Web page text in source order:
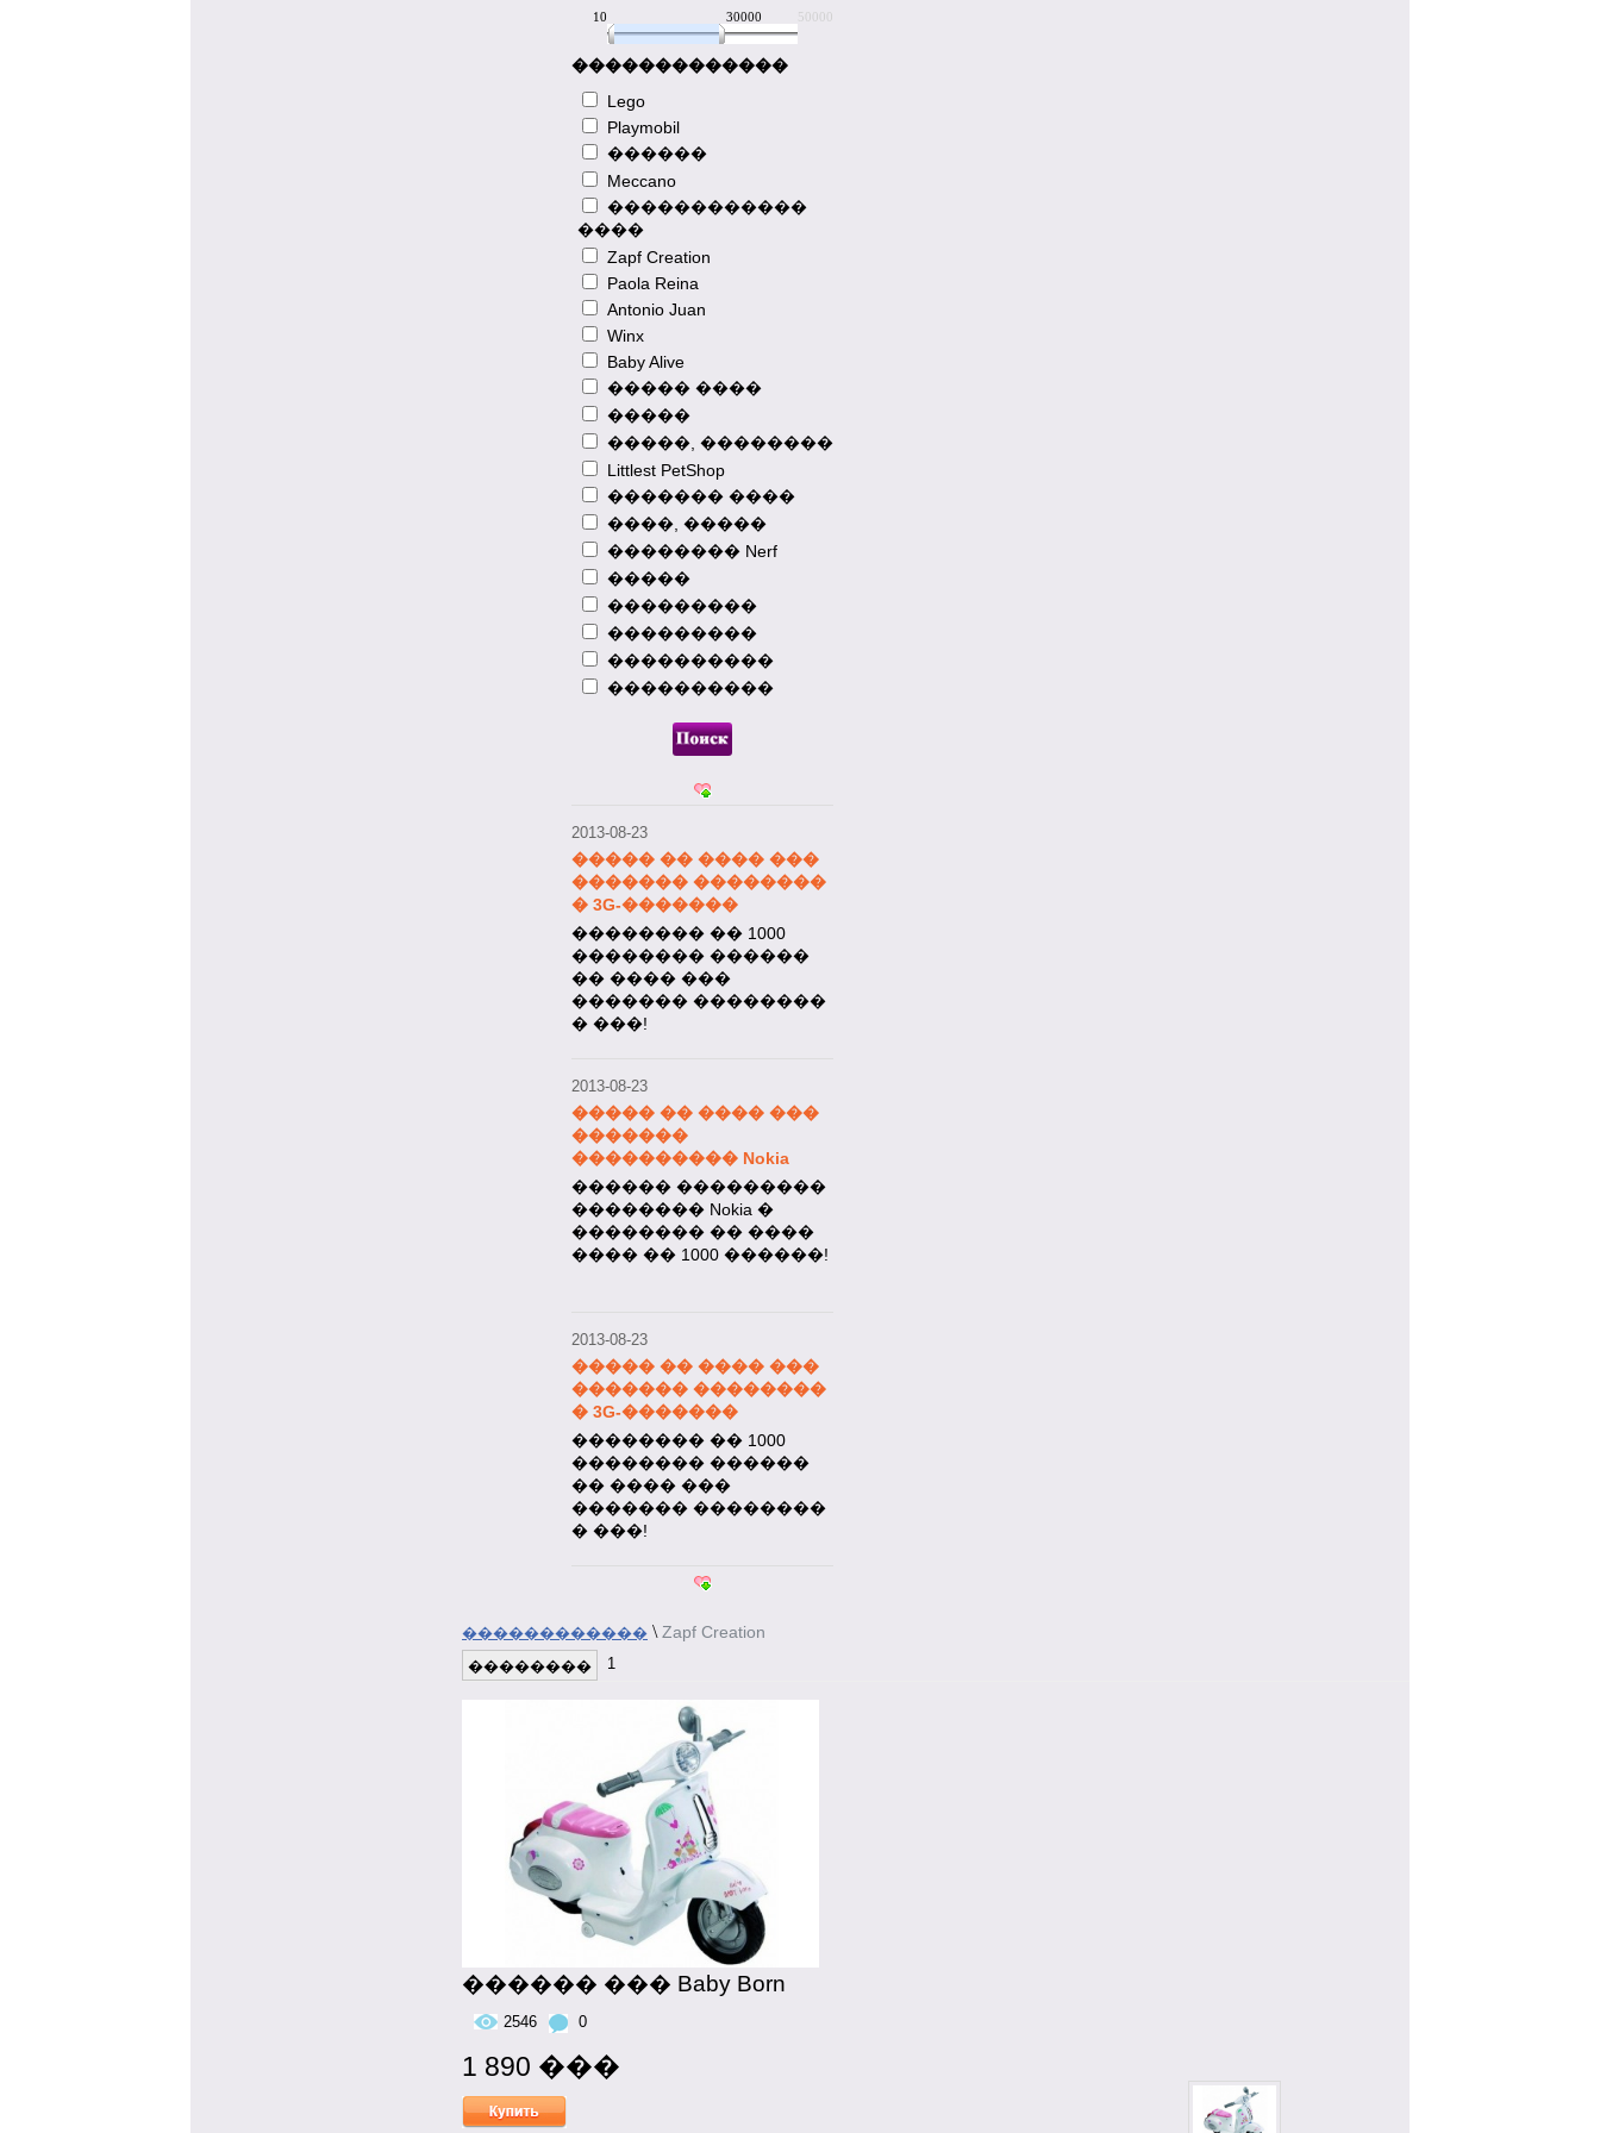
10
10 30000 50000
�������������
Lego
Playmobil
������
Meccano
������������
����
Zapf Creation
Paola Reina
Antonio Juan
Winx
Baby Alive
����� ����
�����
�����, ��������
Littlest PetShop
������� ����
����, �����
�������� Nerf
�����
���������
���������
����������
����������
2013-08-23
����� �� ���� ���
������� ��������
� 3G-�������
�������� �� 1000
�������� ������
�� ���� ���
������� ��������
� ���!
2013-08-23
����� �� ���� ���
�������
���������� Nokia
������ ���������
�������� Nokia �
�������� �� ����
���� �� 1000 ������!
2013-08-23
����� �� ���� ���
������� ��������
� 3G-�������
�������� �� 1000
�������� ������
�� ���� ���
������� ��������
� ���!
2013-08-23
����� �� ���� ���
�������
���������� Nokia
������ ���������
�������� Nokia �
�������� �� ����
���� �� 1000 ������!
2013-08-23
����� �� ���� ���
������� ��������
� 3G-�������
�������� �� 1000
�������� ������
�� ���� ���
������� ��������
� ���!
������������ \ Zapf Creation
�������� 1
������ ��� Baby Born
2546 0
1 890 ���